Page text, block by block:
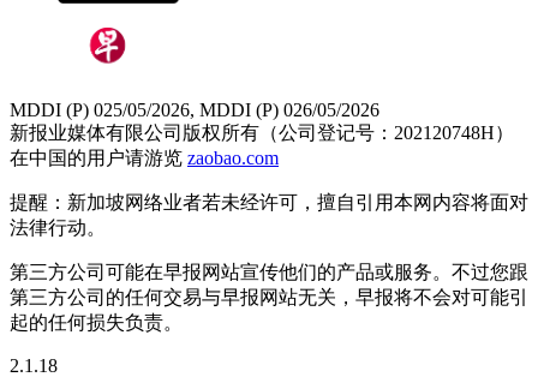
MDDI (P) 025/05/2026, MDDI (P) 026/05/2026
新报业媒体有限公司版权所有（公司登记号：202120748H）
在中国的用户请游览 zaobao.com
提醒：新加坡网络业者若未经许可，擅自引用本网内容将面对
法律行动。
第三方公司可能在早报网站宣传他们的产品或服务。不过您跟
第三方公司的任何交易与早报网站无关，早报将不会对可能引
起的任何损失负责。
2.1.18